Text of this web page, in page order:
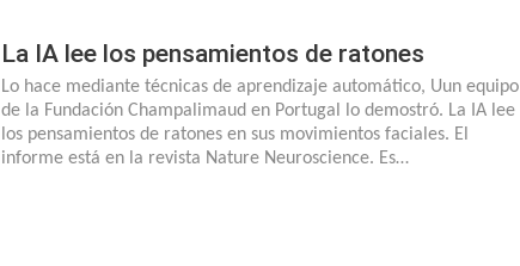
La IA lee los pensamientos de ratones
Lo hace mediante técnicas de aprendizaje automático, Uun equipo
de la Fundación Champalimaud en Portugal lo demostró. La IA lee
los pensamientos de ratones en sus movimientos faciales. El
informe está en la revista Nature Neuroscience. Es…